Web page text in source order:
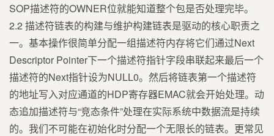
SOP描述符的OWNER位就能知道整个包是否处理完毕。
2.2 描述符链表的构建与维护构建链表是驱动的核心职责之
一。基本操作很简单分配一组描述符内存将它们通过Next
Descriptor Pointer下一个描述符指针字段串联起来最后一个
描述符的Next指针设为NULL0。然后将链表第一个描述符
的地址写入对应通道的HDP寄存器EMAC就会开始处理。动
态追加描述符与“竞态条件”处理在实际系统中数据流是持续
的。我们不可能在初始化时分配一个无限长的链表。更常见